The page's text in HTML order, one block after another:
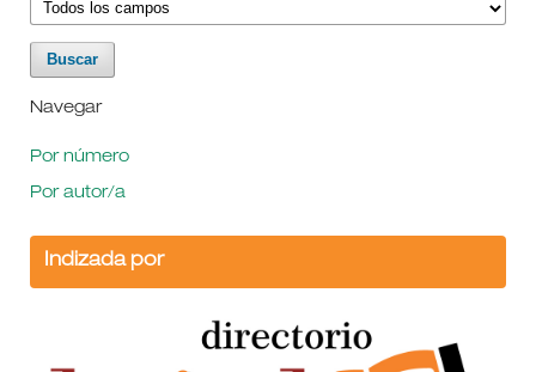
Navegar
Por número
Por autor/a
Indizada por